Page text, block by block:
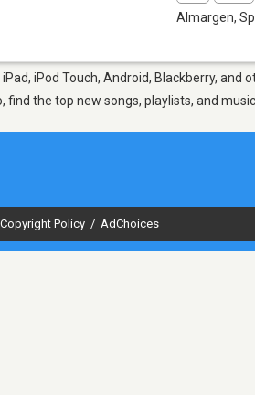
Almargen,
iPod Touch, Android, Blackberry,
the top new songs, playlists, and
Copyright Policy / AdChoices